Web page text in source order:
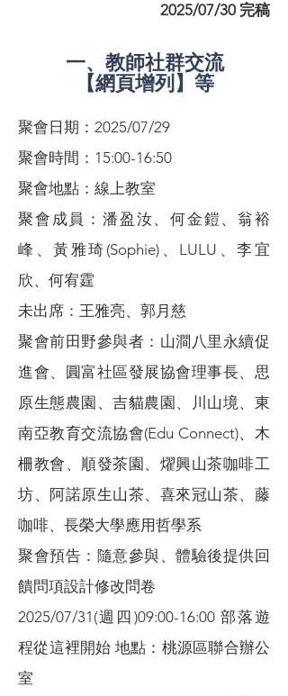
2025/07/30 完稿
一、教師社群交流
【網頁增列】等
聚會日期：2025/07/29
聚會時間：15:00-16:50
聚會地點：線上教室
聚會成員：潘盈汝、何金鎧、翁裕
峰、黃雅琦(Sophie)、LULU、李宜
欣、何宥霆
未出席：王雅亮、郭月慈
聚會前田野參與者：山澗八里永續促
進會、圓富社區發展協會理事長、思
原生態農園、吉貓農園、川山境、東
南亞教育交流協會(Edu Connect)、木
柵教會、順發茶園、燿興山茶咖啡工
坊、阿諾原生山茶、喜來冠山茶、藤
咖啡、長榮大學應用哲學系
聚會預告：隨意參與、體驗後提供回
饋問項設計修改問卷
2025/07/31(週四)09:00-16:00 部落遊
程從這裡開始 地點：桃源區聯合辦公
室